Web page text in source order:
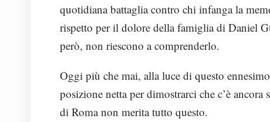
quotidiana battaglia contro chi infanga la
rispetto per il dolore della famiglia di Daniel
però, non riescono a comprenderlo.
Oggi più che mai, alla luce di questo
posizione netta per dimostrarci che c’è
di Roma non merita tutto questo.